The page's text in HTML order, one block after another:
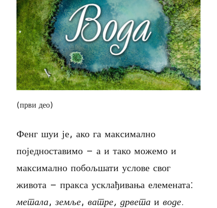
(први део)
Фенг шуи је, ако га максимално
поједноставимо – а и тако можемо и
максимално побољшати услове свог
живота – пракса усклађивања елемената:
метала,земље,ватре, дрвета иводе.